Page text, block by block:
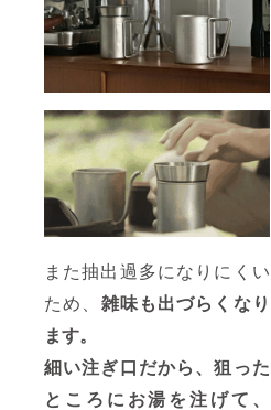
また抽出過多になりにくい
ため、 雑味も出づらくなり
ます。
細い注ぎ口だから、狙った
ところにお湯を注げて、